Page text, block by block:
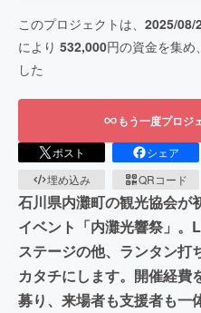
このプロジェクトは、 2025/08/
により 532,000円の資金を集め
した
もう一度プロジ
ポスト シェア
埋め込み
QRコード
石川県内灘町の観光協会が
イベント「内灘光響祭」。
ステージの他、ランタン打
カタチにします。開催経費
募り、来場者も支援者も一